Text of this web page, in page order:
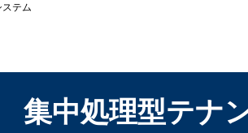
テム
集中処理型テナ